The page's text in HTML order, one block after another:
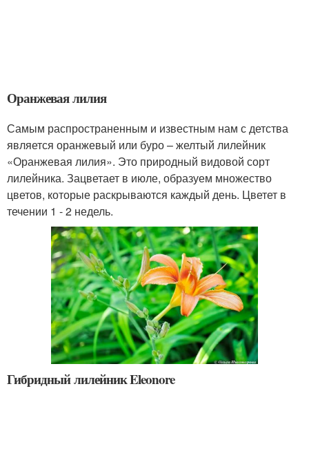
Оранжевая лилия
Самым распространенным и известным нам с детства
является оранжевый или буро – желтый лилейник
«Оранжевая лилия». Это природный видовой сорт
лилейника. Зацветает в июле, образуем множество
цветов, которые раскрываются каждый день. Цветет в
течении 1 - 2 недель.
Гибридный лилейник Eleonore